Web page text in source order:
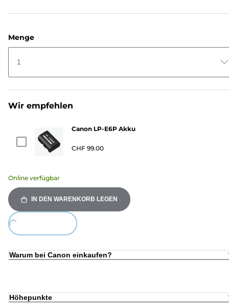
Menge
1
Wir empfehlen
Canon LP-E6P Akku
CHF 99.00
Online verfügbar
IN DEN WARENKORB LEGEN
Loading...
Warum bei Canon einkaufen?
Höhepunkte